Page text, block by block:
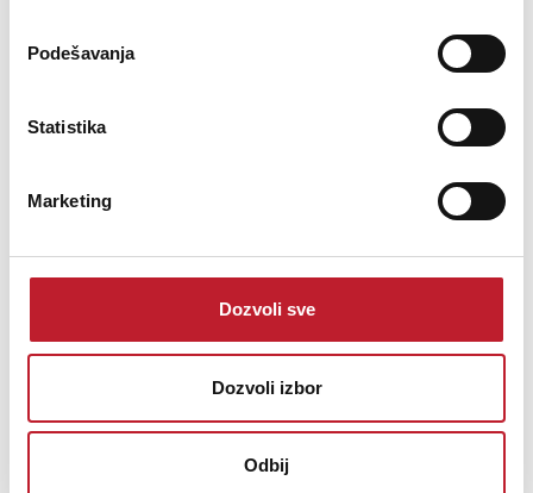
Podešavanja
Statistika
Marketing
Dozvoli sve
Dozvoli izbor
Odbij
600,00RSD
Microfiber Cloth - 80% Polyester / 20% Polyamide. Non-treated
material. Perfect for applying lemon oil, polish, and string cleaner.